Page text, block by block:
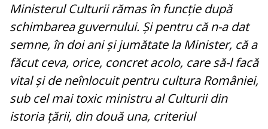
Ministerul Culturii rămas în funcție după
schimbarea guvernului. Și pentru că n-a dat
semne, în doi ani și jumătate la Minister, că a
făcut ceva, orice, concret acolo, care să-l facă
vital și de neînlocuit pentru cultura României,
sub cel mai toxic ministru al Culturii din
istoria țării, din două una, criteriul